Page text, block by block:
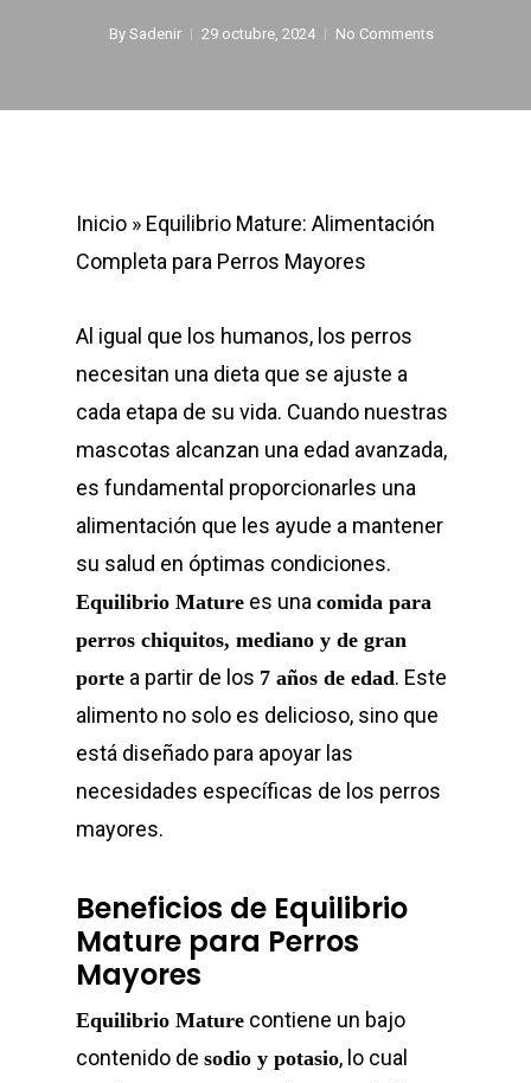
By Sadenir 29 octubre, 2024 No Comments
Inicio » Equilibrio Mature: Alimentación
Completa para Perros Mayores
Al igual que los humanos, los perros
necesitan una dieta que se ajuste a
cada etapa de su vida. Cuando nuestras
mascotas alcanzan una edad avanzada,
es fundamental proporcionarles una
alimentación que les ayude a mantener
su salud en óptimas condiciones.
Equilibrio Mature es una comida para
perros chiquitos, mediano y de gran
porte a partir de los 7 años de edad. Este
alimento no solo es delicioso, sino que
está diseñado para apoyar las
necesidades específicas de los perros
mayores.
Beneficios de Equilibrio
Mature para Perros
Mayores
Equilibrio Mature contiene un bajo
contenido de sodio y potasio, lo cual